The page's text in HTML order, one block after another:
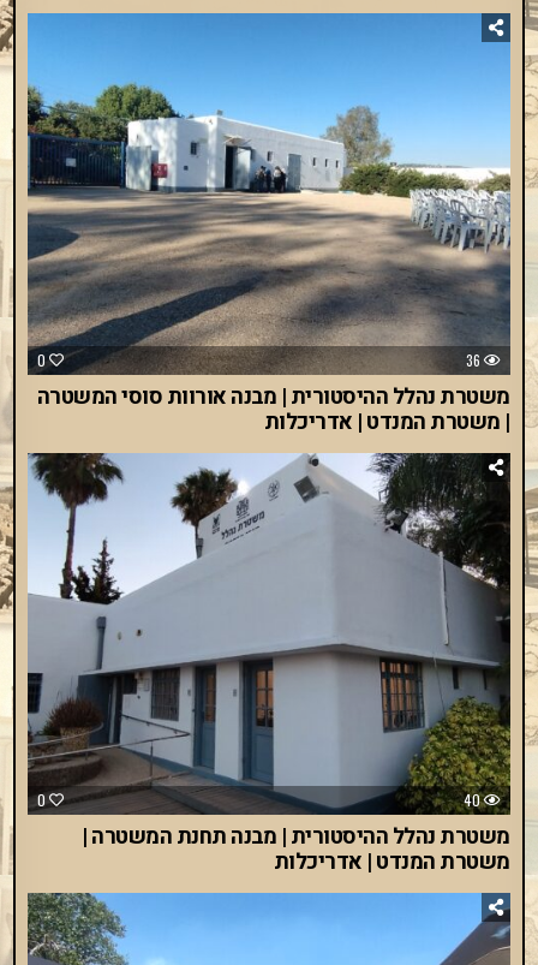
0 36
משטרת נהלל ההיסטורית | מבנה אורוות סוסי המשטרה
| משטרת המנדט | אדריכלות
0 40
משטרת נהלל ההיסטורית | מבנה תחנת המשטרה |
משטרת המנדט | אדריכלות